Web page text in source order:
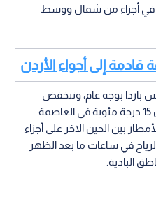
في أجزاء من شمال ووسط
قادمة إلى أجواء الأردن
باردا بوجه عام، وتنخفض
درجات الحرارة العظمى لتكون حول 15 درجة مئوية في العاصمة
بين الحين الاخر على أجزاء
في ساعات ما بعد الظهر
البادية.